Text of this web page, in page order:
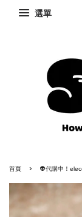
選單
首頁 › 👽代購中！